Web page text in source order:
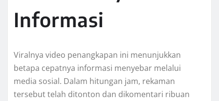
Informasi
Viralnya video penangkapan ini menunjukkan
betapa cepatnya informasi menyebar melalui
media sosial. Dalam hitungan jam, rekaman
tersebut telah ditonton dan dikomentari ribuan